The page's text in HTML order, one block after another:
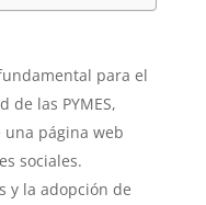
para el
las PYMES,
página web
sociales.
y la adopción de